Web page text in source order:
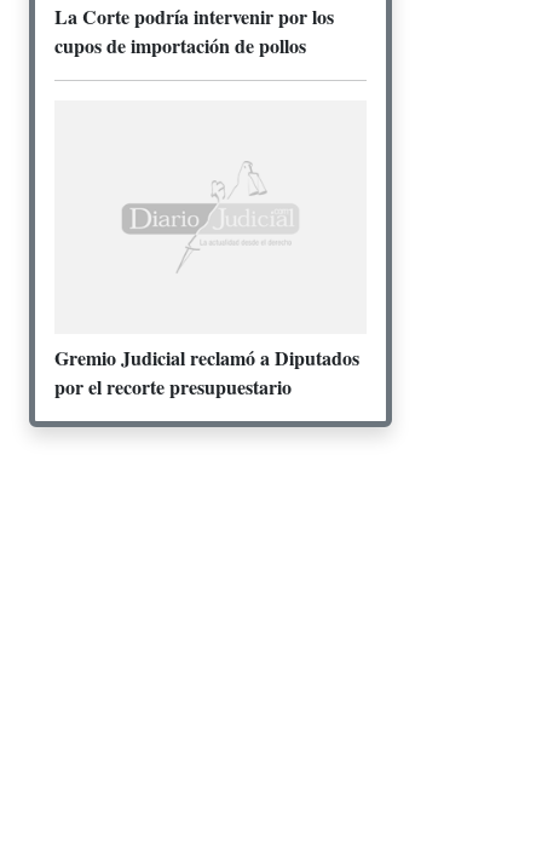
La Corte podría intervenir por los
cupos de importación de pollos
Gremio Judicial reclamó a Diputados
por el recorte presupuestario